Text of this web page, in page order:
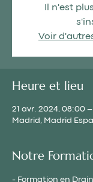
Il n'est
Voir
Heure et lieu
21 avr. 2024, 08:00 –
Madrid, Madrid
Notre
- Formation en